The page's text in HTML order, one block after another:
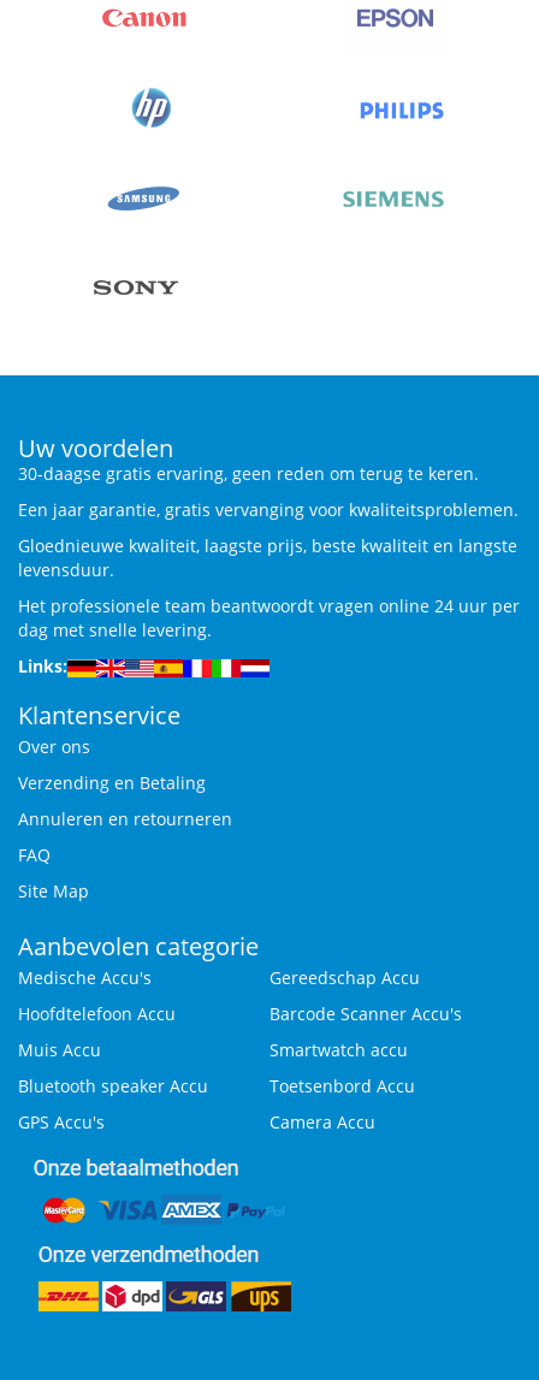
Uw voordelen
30-daagse gratis ervaring, geen reden om terug te keren.
Een jaar garantie, gratis vervanging voor kwaliteitsproblemen.
Gloednieuwe kwaliteit, laagste prijs, beste kwaliteit en langste
levensduur.
Het professionele team beantwoordt vragen online 24 uur per
dag met snelle levering.
Links:
Klantenservice
Over ons
Verzending en Betaling
Annuleren en retourneren
FAQ
Site Map
Aanbevolen categorie
Medische Accu's
Gereedschap Accu
Hoofdtelefoon Accu
Barcode Scanner Accu's
Muis Accu
Smartwatch accu
Bluetooth speaker Accu
Toetsenbord Accu
GPS Accu's
Camera Accu